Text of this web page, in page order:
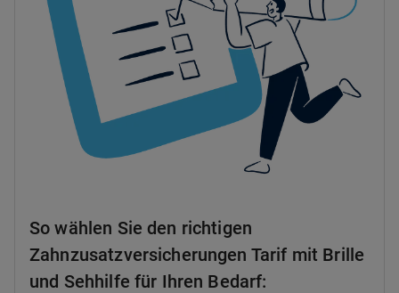
So wählen Sie den richtigen
Zahnzusatzversicherungen Tarif mit Brille
und Sehhilfe für Ihren Bedarf: